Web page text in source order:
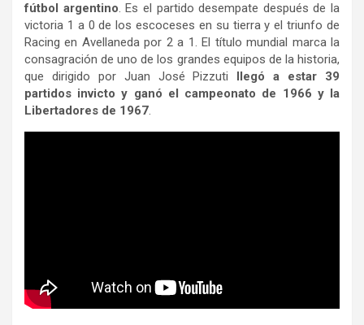
fútbol argentino. Es el partido desempate después de la
victoria 1 a 0 de los escoceses en su tierra y el triunfo de
Racing en Avellaneda por 2 a 1. El título mundial marca la
consagración de uno de los grandes equipos de la historia,
que dirigido por Juan José Pizzuti llegó a estar 39
partidos invicto y ganó el campeonato de 1966 y la
Libertadores de 1967.